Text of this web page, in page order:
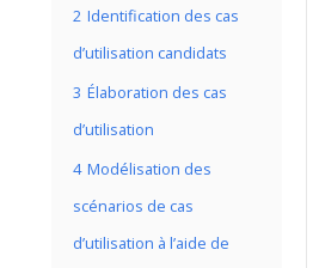
2 Identification des cas
d’utilisation candidats
3 Élaboration des cas
d’utilisation
4 Modélisation des
scénarios de cas
d’utilisation à l’aide de